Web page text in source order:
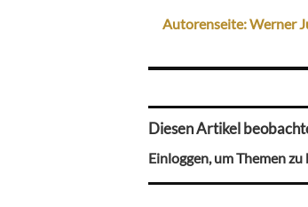
Autorenseite: Werner
Diesen Artikel
Einloggen, um Themen